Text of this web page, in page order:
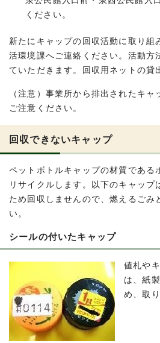
ください。
新たにキャップの回収活動に取り組
活環境課へご連絡ください。活動方
ていただきます。回収用ネットの貸
（注意）事業所から排出されたキ
ご注意ください。
回収できないキャップ
ペットボトルキャップの材質である
リサイクルします。以下のキャップ
ため回収しませんので、燃えるごみ
い。
シールの付いたキャップ
値札や
は、紙
め、取